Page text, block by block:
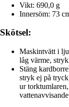
Vikt: 690,0 g
Innersöm: 73
Skötsel:
Maskintvätt i
låg värme,
Stäng
stryk ej på
ur